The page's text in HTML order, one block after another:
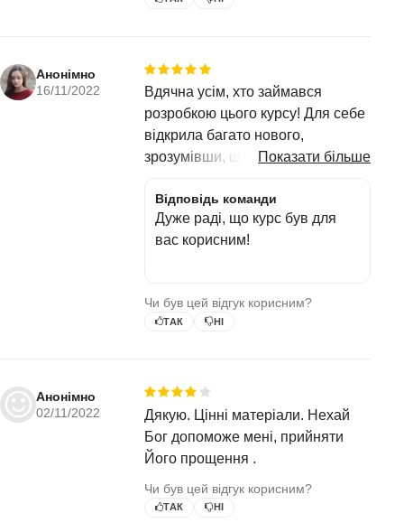
Анонімно
16/11/2022
Вдячна усім, хто займався
розробкою цього курсу! Для себе
відкрила багато нового,
зрозумівши, що Бог люблячий
кожну провину, якою б важкою
вона не була
Показати більше
Відповідь команди
Дуже раді, що курс був для
вас корисним!
Чи був цей відгук корисним?
ТАК НІ
Анонімно
02/11/2022
Дякую. Цінні матеріали. Нехай
Бог допоможе мені, прийняти
Його прощення .
Чи був цей відгук корисним?
ТАК НІ